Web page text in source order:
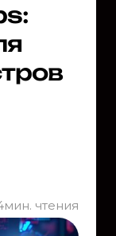
мин. чтения